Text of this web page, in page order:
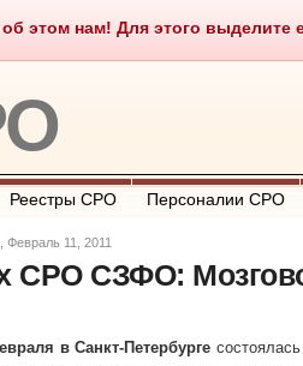
этом нам! Для этого
Контакты Полезные ссылки
Реестры СРО Персоналии СРО
Февраль 11, 2011
СРО СЗФО:
в Санкт-Петербурге